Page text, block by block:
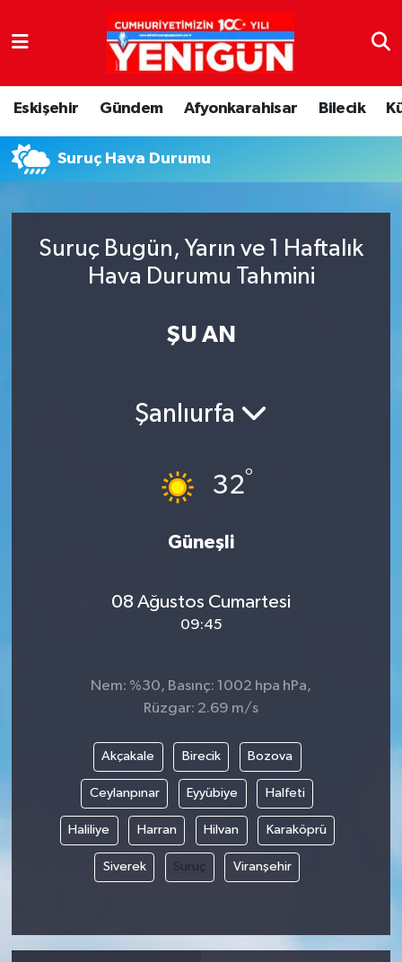
Eskişehir Gündem Afyonkarahisar Bilecik
Suruç Hava Durumu
Suruç Bugün, Yarın ve 1 Haftalık
Hava Durumu Tahmini
ŞU AN
Şanlıurfa
32°
Güneşli
08 Ağustos Cumartesi
09:45
Nem: %30, Basınç: 1002 hpa hPa,
Rüzgar: 2.69 m/s
Akçakale Birecik Bozova
Ceylanpınar Eyyübiye Halfeti
Haliliye Harran Hilvan Karaköprü
Siverek Suruç Viranşehir
Nöbetçi Eczaneler
Hava Durumu
Trafik Durumu
Tüm Manşetler